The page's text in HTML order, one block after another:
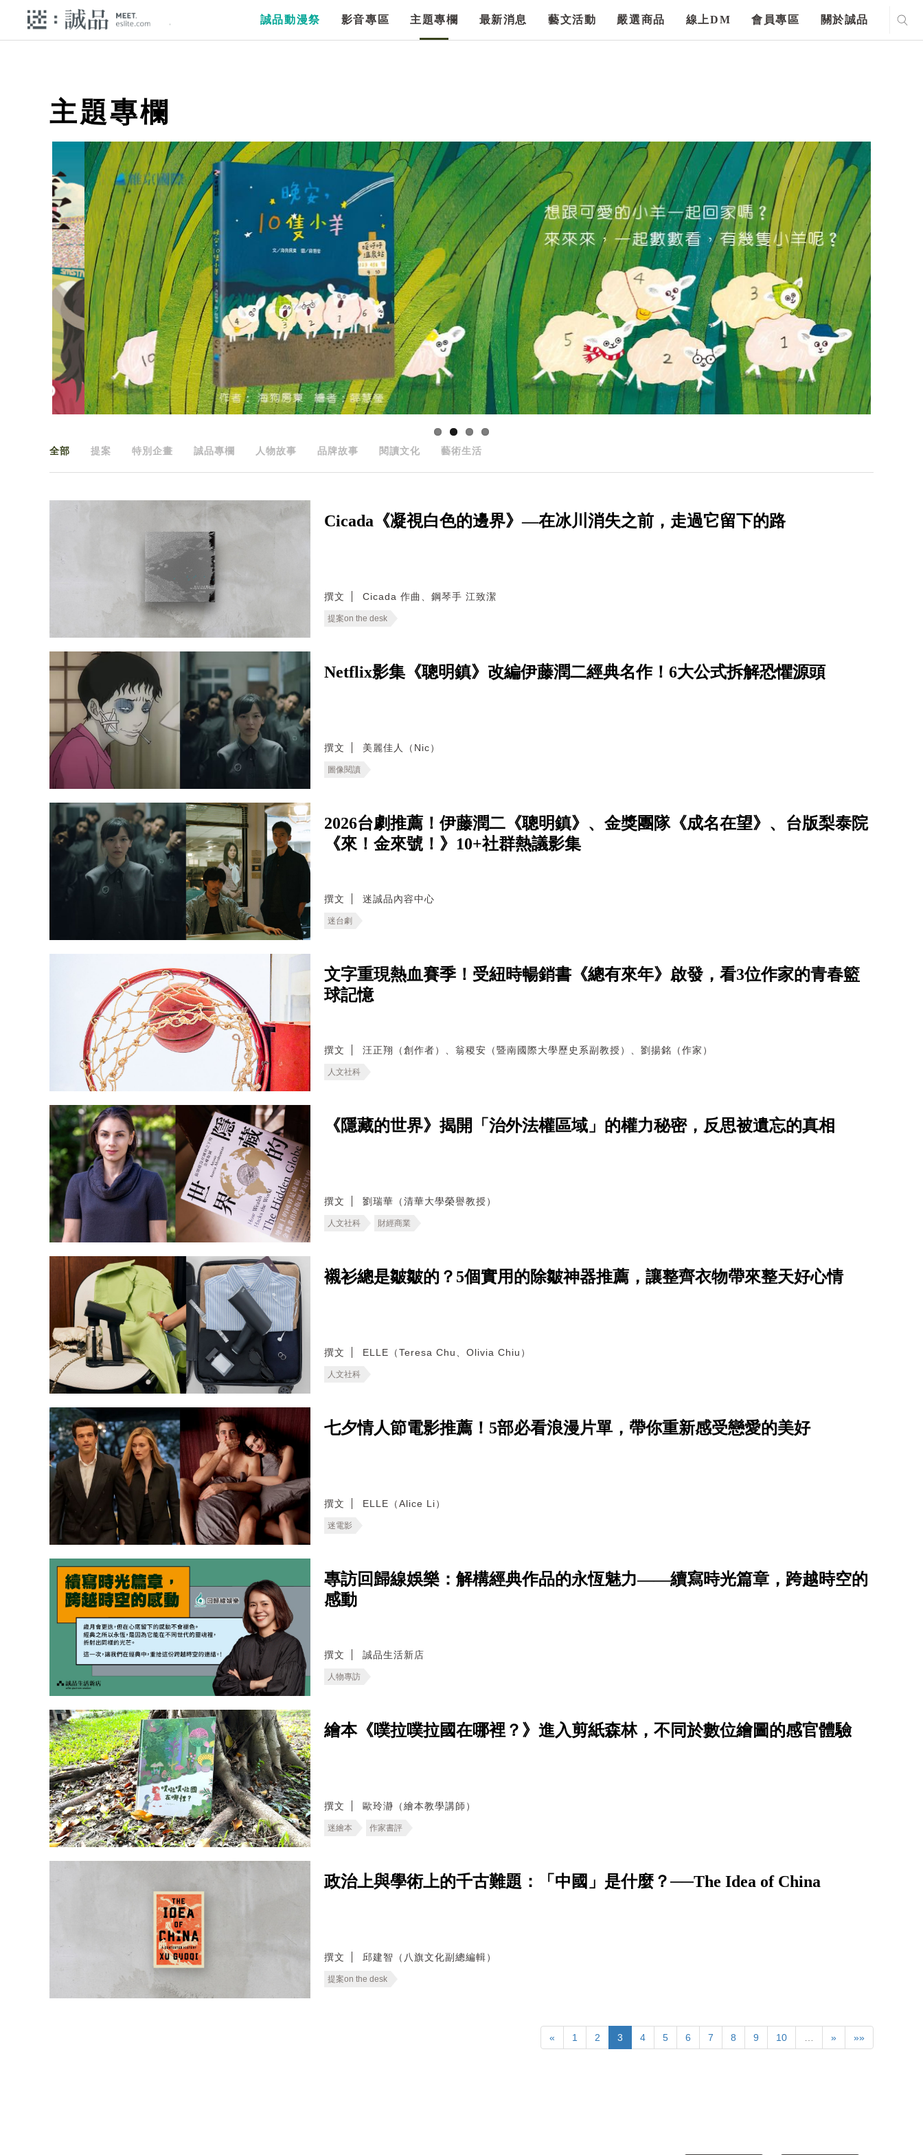
誠品動漫祭 影音專區 主題專欄 最新消息 藝文活動 嚴選商品 線上DM 會員專區 關於誠品
主題專欄
全部 提案 特別企畫 誠品專欄 人物故事 品牌故事 閱讀文化 藝術生活
Cicada《凝視白色的邊界》—在冰川消失之前，走過它留下的路
撰文 Cicada 作曲、鋼琴手 江致潔
提案on the desk
Netflix影集《聰明鎮》改編伊藤潤二經典名作！6大公式拆解恐懼源頭
撰文 美麗佳人（Nic）
圖像閱讀
2026台劇推薦！伊藤潤二《聰明鎮》、金獎團隊《成名在望》、台版梨泰院
《來！金來號！》10+社群熱議影集
撰文 迷誠品內容中心
迷台劇
文字重現熱血賽季！受紐時暢銷書《總有來年》啟發，看3位作家的青春籃
球記憶
撰文 汪正翔（創作者）、翁稷安（暨南國際大學歷史系副教授）、劉揚銘（作家）
人文社科
《隱藏的世界》揭開「治外法權區域」的權力秘密，反思被遺忘的真相
撰文 劉瑞華（清華大學榮譽教授）
人文社科 財經商業
襯衫總是皺皺的？5個實用的除皺神器推薦，讓整齊衣物帶來整天好心情
撰文 ELLE（Teresa Chu、Olivia Chiu）
人文社科
七夕情人節電影推薦！5部必看浪漫片單，帶你重新感受戀愛的美好
撰文 ELLE（Alice Li）
迷電影
專訪回歸線娛樂：解構經典作品的永恆魅力——續寫時光篇章，跨越時空的
感動
撰文 誠品生活新店
人物專訪
繪本《噗拉噗拉國在哪裡？》進入剪紙森林，不同於數位繪圖的感官體驗
撰文 歐玲瀞（繪本教學講師）
迷繪本 作家書評
政治上與學術上的千古難題：「中國」是什麼？──The Idea of China
撰文 邱建智（八旗文化副總編輯）
提案on the desk
« 1 2 3 4 5 6 7 8 9 10 … » »»